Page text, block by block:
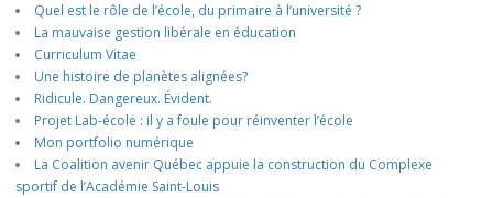
Quel est le rôle de l’école, du primaire à l’université ?
La mauvaise gestion libérale en éducation
Curriculum Vitae
Une histoire de planètes alignées?
Ridicule. Dangereux. Évident.
Projet Lab-école : il y a foule pour réinventer l’école
Mon portfolio numérique
La Coalition avenir Québec appuie la construction du Complexe
sportif de l’Académie Saint-Louis